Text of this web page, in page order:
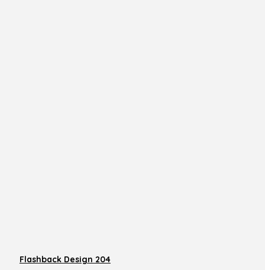
Flashback Design 204